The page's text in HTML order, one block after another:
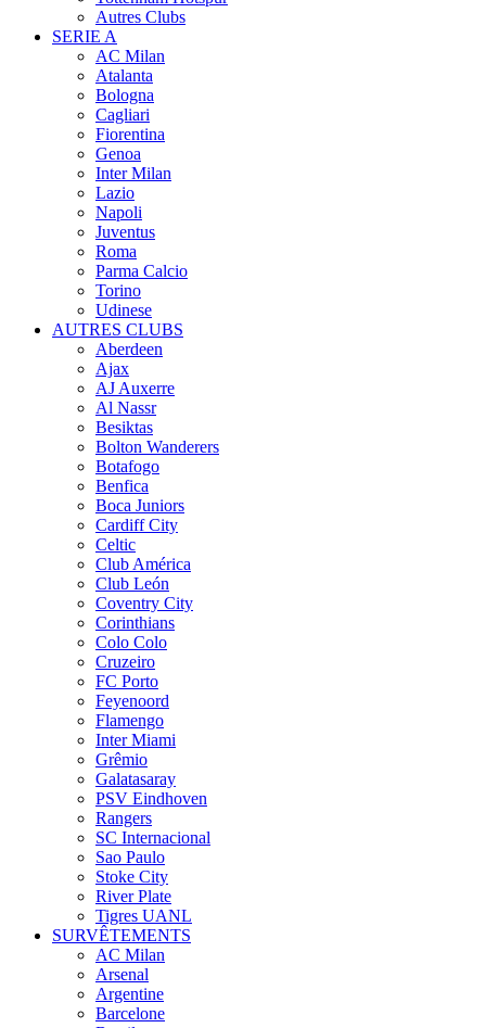
Autres Clubs
SERIE A
AC Milan
Atalanta
Bologna
Cagliari
Fiorentina
Genoa
Inter Milan
Lazio
Napoli
Juventus
Roma
Parma Calcio
Torino
Udinese
AUTRES CLUBS
Aberdeen
Ajax
AJ Auxerre
Al Nassr
Besiktas
Bolton Wanderers
Botafogo
Benfica
Boca Juniors
Cardiff City
Celtic
Club América
Club León
Coventry City
Corinthians
Colo Colo
Cruzeiro
FC Porto
Feyenoord
Flamengo
Inter Miami
Grêmio
Galatasaray
PSV Eindhoven
Rangers
SC Internacional
Sao Paulo
Stoke City
River Plate
Tigres UANL
SURVÊTEMENTS
AC Milan
Arsenal
Argentine
Barcelone